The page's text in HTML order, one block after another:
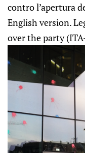
contro l’apertura
English version.
over the party